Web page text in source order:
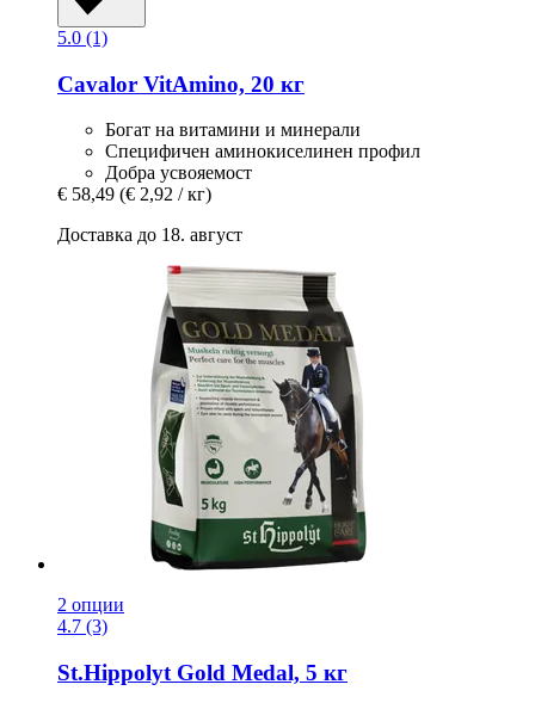
5.0 (1)
Cavalor VitAmino, 20 кг
Богат на витамини и минерали
Специфичен аминокиселинен профил
Добра усвояемост
€ 58,49 (€ 2,92 / кг)
Доставка до 18. август
2 опции
4.7 (3)
St.Hippolyt Gold Medal, 5 кг